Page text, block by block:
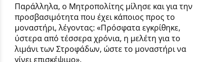
Παράλληλα, ο Μητροπολίτης μίλησε και για την
προσβασιμότητα που έχει κάποιος προς το
μοναστήρι, λέγοντας: «Πρόσφατα εγκρίθηκε,
ύστερα από τέσσερα χρόνια, η μελέτη για το
λιμάνι των Στροφάδων, ώστε το μοναστήρι να
γίνει επισκέψιμο».